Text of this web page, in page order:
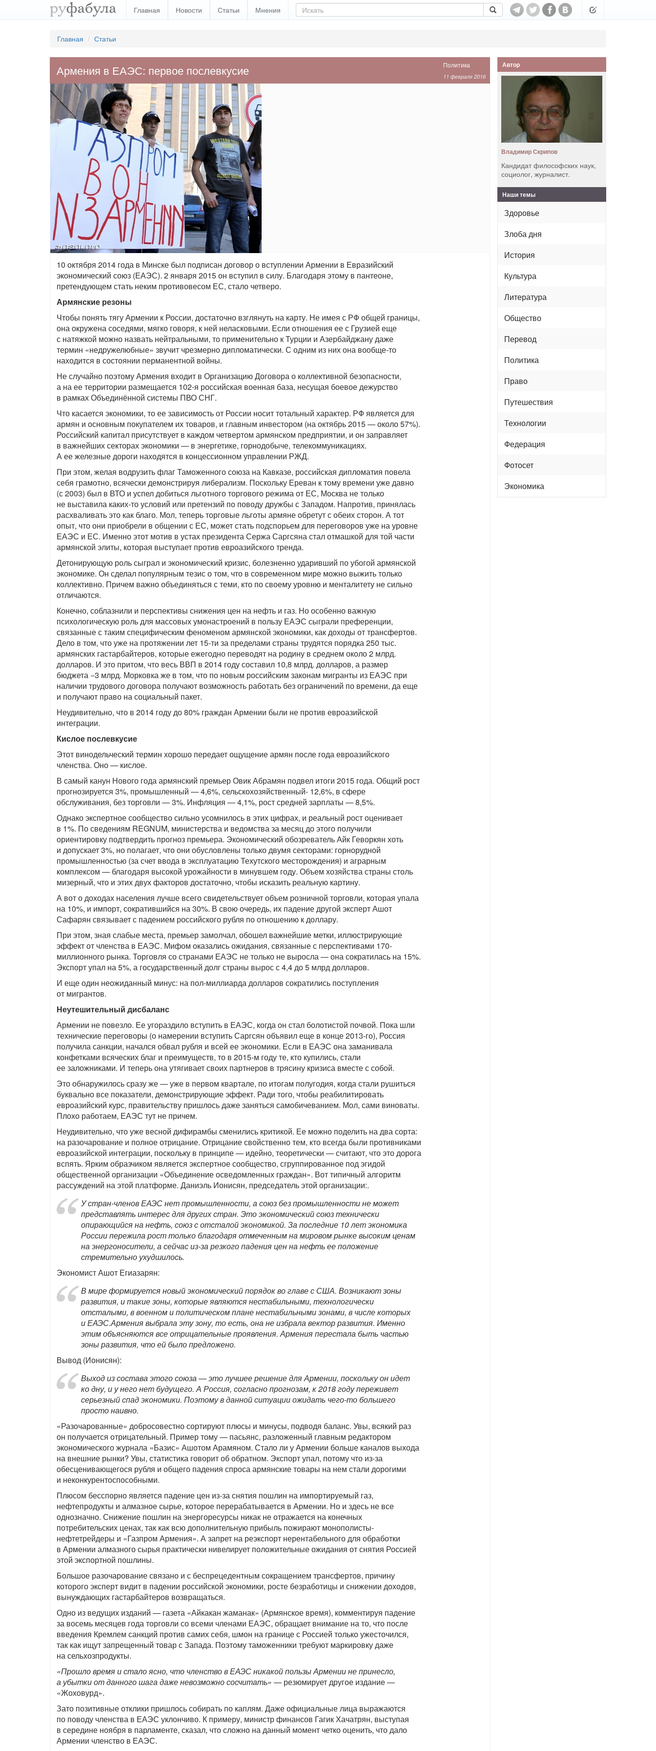
Главная Новости Статьи Мнения
Главная Статьи
Политика
11 февраля 2016
Армения в ЕАЭС: первое послевкусие
10 октября 2014 года в Минске был подписан договор о вступлении Армении в Евразийский
экономический союз (ЕАЭС). 2 января 2015 он вступил в силу. Благодаря этому в пантеоне,
претендующем стать неким противовесом ЕС, стало четверо.
Армянские резоны
Чтобы понять тягу Армении к России, достаточно взглянуть на карту. Не имея с РФ общей границы,
она окружена соседями, мягко говоря, к ней неласковыми. Если отношения ее с Грузией еще
с натяжкой можно назвать нейтральными, то применительно к Турции и Азербайджану даже
термин «недружелюбные» звучит чрезмерно дипломатически. С одним из них она вообще-то
находится в состоянии перманентной войны.
Не случайно поэтому Армения входит в Организацию Договора о коллективной безопасности,
а на ее территории размещается 102-я российская военная база, несущая боевое дежурство
в рамках Объединённой системы ПВО СНГ.
Что касается экономики, то ее зависимость от России носит тотальный характер. РФ является для
армян и основным покупателем их товаров, и главным инвестором (на октябрь 2015 — около 57%).
Российский капитал присутствует в каждом четвертом армянском предприятии, и он заправляет
в важнейших секторах экономики — в энергетике, горнодобыче, телекоммуникациях.
А ее железные дороги находятся в концессионном управлении РЖД.
При этом, желая водрузить флаг Таможенного союза на Кавказе, российская дипломатия повела
себя грамотно, всячески демонстрируя либерализм. Поскольку Ереван к тому времени уже давно
(с 2003) был в ВТО и успел добиться льготного торгового режима от ЕС, Москва не только
не выставила каких-то условий или претензий по поводу дружбы с Западом. Напротив, принялась
расхваливать это как благо. Мол, теперь торговые льготы армяне обретут с обеих сторон. А тот
опыт, что они приобрели в общении с ЕС, может стать подспорьем для переговоров уже на уровне
ЕАЭС и ЕС. Именно этот мотив в устах президента Сержа Саргсяна стал отмашкой для той части
армянской элиты, которая выступает против евроазийского тренда.
Детонирующую роль сыграл и экономический кризис, болезненно ударивший по убогой армянской
экономике. Он сделал популярным тезис о том, что в современном мире можно выжить только
коллективно. Причем важно объединяться с теми, кто по своему уровню и менталитету не сильно
отличаются.
Конечно, соблазнили и перспективы снижения цен на нефть и газ. Но особенно важную
психологическую роль для массовых умонастроений в пользу ЕАЭС сыграли преференции,
связанные с таким специфическим феноменом армянской экономики, как доходы от трансфертов.
Дело в том, что уже на протяжении лет 15-ти за пределами страны трудятся порядка 250 тыс.
армянских гастарбайтеров, которые ежегодно переводят на родину в среднем около 2 млрд.
долларов. И это притом, что весь ВВП в 2014 году составил 10,8 млрд. долларов, а размер
бюджета −3 млрд. Морковка же в том, что по новым российским законам мигранты из ЕАЭС при
наличии трудового договора получают возможность работать без ограничений по времени, да еще
и получают право на социальный пакет.
Неудивительно, что в 2014 году до 80% граждан Армении были не против евроазийской
интеграции.
Кислое послевкусие
Этот винодельческий термин хорошо передает ощущение армян после года евроазийского
членства. Оно — кислое.
В самый канун Нового года армянский премьер Овик Абрамян подвел итоги 2015 года. Общий рост
прогнозируется 3%, промышленный — 4,6%, сельскохозяйственный- 12,6%, в сфере
обслуживания, без торговли — 3%. Инфляция — 4,1%, рост средней зарплаты — 8,5%.
Однако экспертное сообщество сильно усомнилось в этих цифрах, и реальный рост оценивает
в 1%. По сведениям REGNUM, министерства и ведомства за месяц до этого получили
ориентировку подтвердить прогноз премьера. Экономический обозреватель Айк Геворкян хоть
и допускает 3%, но полагает, что они обусловлены только двумя секторами: горнорудной
промышленностью (за счет ввода в эксплуатацию Техутского месторождения) и аграрным
комплексом — благодаря высокой урожайности в минувшем году. Объем хозяйства страны столь
мизерный, что и этих двух факторов достаточно, чтобы исказить реальную картину.
А вот о доходах населения лучше всего свидетельствует объем розничной торговли, которая упала
на 10%, и импорт, сократившийся на 30%. В свою очередь, их падение другой эксперт Ашот
Сафарян связывает с падением российского рубля по отношению к доллару.
При этом, зная слабые места, премьер замолчал, обошел важнейшие метки, иллюстрирующие
эффект от членства в ЕАЭС. Мифом оказались ожидания, связанные с перспективами 170-
миллионного рынка. Торговля со странами ЕАЭС не только не выросла — она сократилась на 15%.
Экспорт упал на 5%, а государственный долг страны вырос с 4,4 до 5 млрд долларов.
И еще один неожиданный минус: на пол-миллиарда долларов сократились поступления
от мигрантов.
Неутешительный дисбаланс
Армении не повезло. Ее угораздило вступить в ЕАЭС, когда он стал болотистой почвой. Пока шли
технические переговоры (о намерении вступить Саргсян объявил еще в конце 2013-го), Россия
получила санкции, начался обвал рубля и всей ее экономики. Если в ЕАЭС она заманивала
конфетками всяческих благ и преимуществ, то в 2015-м году те, кто купились, стали
ее заложниками. И теперь она утягивает своих партнеров в трясину кризиса вместе с собой.
Это обнаружилось сразу же — уже в первом квартале, по итогам полугодия, когда стали рушиться
буквально все показатели, демонстрирующие эффект. Ради того, чтобы реабилитировать
евроазийский курс, правительству пришлось даже заняться самобичеванием. Мол, сами виноваты.
Плохо работаем, ЕАЭС тут не причем.
Неудивительно, что уже весной дифирамбы сменились критикой. Ее можно поделить на два сорта:
на разочарование и полное отрицание. Отрицание свойственно тем, кто всегда были противниками
евроазийской интеграции, поскольку в принципе — идейно, теоретически — считают, что это дорога
вспять. Ярким образчиком является экспертное сообщество, сгруппированное под эгидой
общественной организации «Объединение осведомленных граждан». Вот типичный алгоритм
рассуждений на этой платформе. Даниэль Ионисян, председатель этой организации:.
У стран-членов ЕАЭС нет промышленности, а союз без промышленности не может
представлять интерес для других стран. Это экономический союз технически
опирающийся на нефть, союз с отсталой экономикой. За последние 10 лет экономика
России пережила рост только благодаря отмеченным на мировом рынке высоким ценам
на энергоносители, а сейчас из-за резкого падения цен на нефть ее положение
стремительно ухудшилось.
Экономист Ашот Егиазарян:
В мире формируется новый экономический порядок во главе с США. Возникают зоны
развития, и такие зоны, которые являются нестабильными, технологически
отсталыми, в военном и политическом плане нестабильными зонами, в числе которых
и ЕАЭС.Армения выбрала эту зону, то есть, она не избрала вектор развития. Именно
этим объясняются все отрицательные проявления. Армения перестала быть частью
зоны развития, что ей было предложено.
Вывод (Ионисян):
Выход из состава этого союза — это лучшее решение для Армении, поскольку он идет
ко дну, и у него нет будущего. А Россия, согласно прогнозам, к 2018 году переживет
серьезный спад экономики. Поэтому в данной ситуации ожидать чего-то большего
просто наивно.
«Разочарованные» добросовестно сортируют плюсы и минусы, подводя баланс. Увы, всякий раз
он получается отрицательный. Пример тому — пасьянс, разложенный главным редактором
экономического журнала «Базис» Ашотом Арамяном. Стало ли у Армении больше каналов выхода
на внешние рынки? Увы, статистика говорит об обратном. Экспорт упал, потому что из-за
обесценивающегося рубля и общего падения спроса армянские товары на нем стали дорогими
и неконкурентоспособными.
Плюсом бесспорно является падение цен из-за снятия пошлин на импортируемый газ,
нефтепродукты и алмазное сырье, которое перерабатывается в Армении. Но и здесь не все
однозначно. Снижение пошлин на энергоресурсы никак не отражается на конечных
потребительских ценах, так как всю дополнительную прибыль пожирают монополисты-
нефтетрейдеры и «Газпром Армения». А запрет на реэкспорт нерентабельного для обработки
в Армении алмазного сырья практически нивелирует положительные ожидания от снятия Россией
этой экспортной пошлины.
Большое разочарование связано и с беспрецедентным сокращением трансфертов, причину
которого эксперт видит в падении российской экономики, росте безработицы и снижении доходов,
вынуждающих гастарбайтеров возвращаться.
Одно из ведущих изданий — газета «Айкакан жаманак» (Армянское время), комментируя падение
за восемь месяцев года торговли со всеми членами ЕАЭС, обращает внимание на то, что после
введения Кремлем санкций против самих себя, шмон на границе с Россией только ужесточился,
так как ищут запрещенный товар с Запада. Поэтому таможенники требуют маркировку даже
на сельхозпродукты.
«Прошло время и стало ясно, что членство в ЕАЭС никакой пользы Армении не принесло,
а убытки от данного шага даже невозможно сосчитать» — резюмирует другое издание —
«Жоховурд».
Зато позитивные отклики пришлось собирать по каплям. Даже официальные лица выражаются
по поводу членства в ЕАЭС уклончиво. К примеру, министр финансов Гагик Хачатрян, выступая
в середине ноября в парламенте, сказал, что сложно на данный момент четко оценить, что дало
Армении членство в ЕАЭС.
Автор
Владимир Скрипов
Кандидат философских наук,
социолог, журналист.
Наши темы
Здоровье
Злоба дня
История
Культура
Литература
Общество
Перевод
Политика
Право
Путешествия
Технологии
Федерация
Фотосет
Экономика